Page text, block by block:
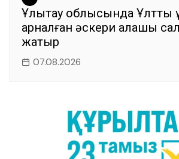
Ұлытау облысында Ұлттық
арналған әскери қалашық
жатыр
07.08.2026